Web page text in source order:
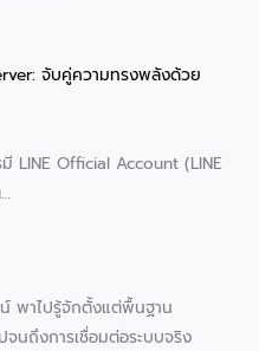
จับคู่ความทรงพลังด้วย
LINE Official Account (LINE
น์ พาไปรู้จักตั้งแต่พื้นฐาน
นถึงการเชื่อมต่อระบบจริง